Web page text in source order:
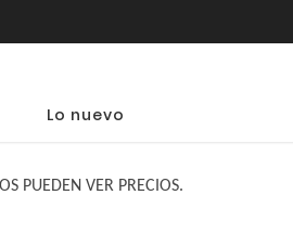
Lo nuevo
PUEDEN VER PRECIOS.